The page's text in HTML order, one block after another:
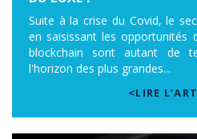
Suite à la crise du Covid, le
en saisissant les opportunités
blockchain sont autant de
l'horizon des plus grandes...
<LIRE